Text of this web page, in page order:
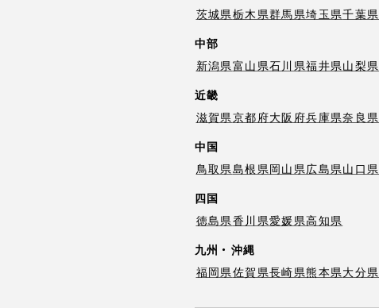
茨城県栃木県群馬県埼玉県千葉県
中部
新潟県富山県石川県福井県山梨県
近畿
滋賀県京都府大阪府兵庫県奈良県
中国
鳥取県島根県岡山県広島県山口県
四国
徳島県香川県愛媛県高知県
九州・沖縄
福岡県佐賀県長崎県熊本県大分県